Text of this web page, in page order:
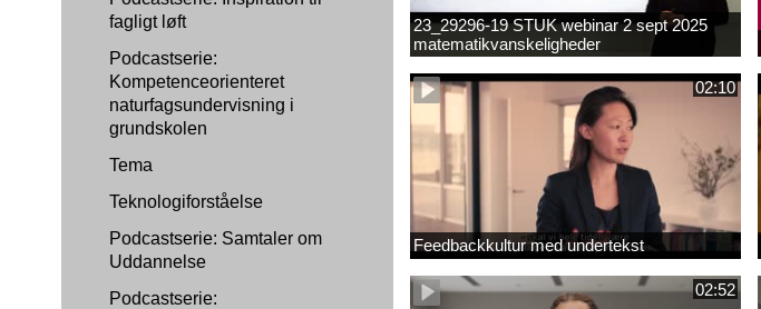
fagligt løft
Podcastserie:
Kompetenceorienteret
naturfagsundervisning i
grundskolen
Tema
Teknologiforståelse
Podcastserie: Samtaler om
Uddannelse
Podcastserie:
23_29296-19 STUK webinar 2 sept 2025
matematikvanskeligheder
1889337_1_1.MP4
02:10
Feedbackkultur med undertekst
02:52